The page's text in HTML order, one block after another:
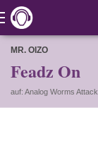
MR. OIZO
Feadz On
auf: Analog Worms Attack